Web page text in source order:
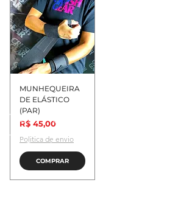
MUNHEQUEIRA
DE ELÁSTICO
(PAR)
Preço
R$ 45,00
Politica de envio
COMPRAR